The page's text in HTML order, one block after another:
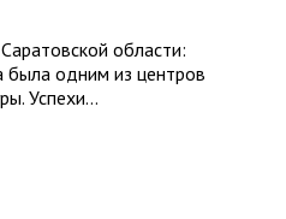
области:
была одним из центров
Успехи…